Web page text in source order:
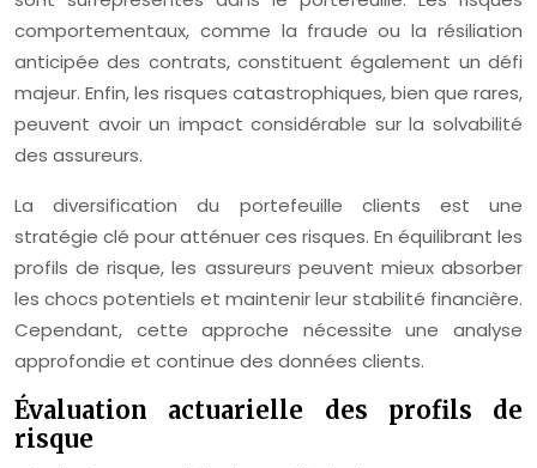
comportementaux, comme la fraude ou la résiliation
anticipée des contrats, constituent également un défi
majeur. Enfin, les risques catastrophiques, bien que rares,
peuvent avoir un impact considérable sur la solvabilité
des assureurs.
La diversification du portefeuille clients est une
stratégie clé pour atténuer ces risques. En équilibrant les
profils de risque, les assureurs peuvent mieux absorber
les chocs potentiels et maintenir leur stabilité financière.
Cependant, cette approche nécessite une analyse
approfondie et continue des données clients.
Évaluation actuarielle des profils de
risque